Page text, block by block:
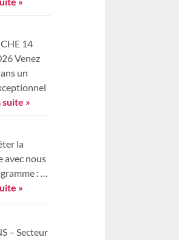
14
Venez
un
suite »
la
avec nous
: …
»
– Secteur